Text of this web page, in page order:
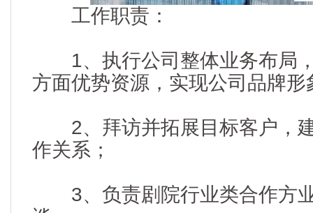
工作职责：
1、执行公司整体业务布局
方面优势资源，实现公司品牌形
2、拜访并拓展目标客户，
作关系；
3、负责剧院行业类合作方